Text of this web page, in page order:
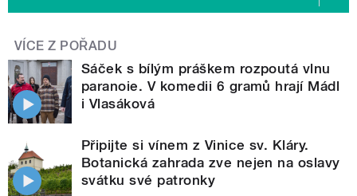
VÍCE Z POŘADU
Sáček s bílým práškem rozpoutá vlnu
paranoie. V komedii 6 gramů hrají Mádl
i Vlasáková
Připijte si vínem z Vinice sv. Kláry.
Botanická zahrada zve nejen na oslavy
svátku své patronky